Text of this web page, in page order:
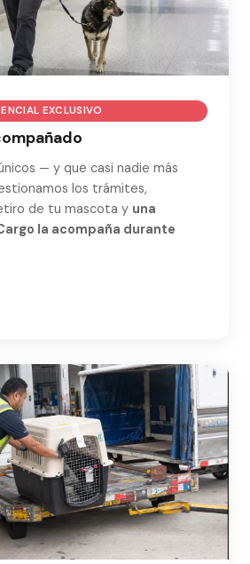
EXCLUSIVO
— y que casi nadie más
los trámites,
de tu mascota y una
la acompaña durante